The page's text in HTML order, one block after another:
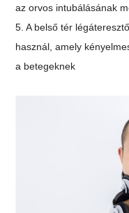
az orvos intubálásának
5. A belső tér
használ, amely
a betegeknek